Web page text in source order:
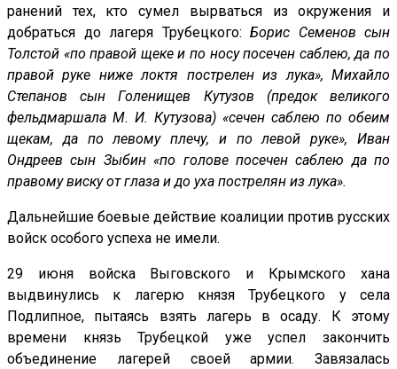
ранений тех, кто сумел вырваться из окружения и
добраться до лагеря Трубецкого: Борис Семенов сын
Толстой «по правой щеке и по носу посечен саблею, да по
правой руке ниже локтя пострелен из лука», Михайло
Степанов сын Голенищев Кутузов (предок великого
фельдмаршала М. И. Кутузова) «сечен саблею по обеим
щекам, да по левому плечу, и по левой руке», Иван
Ондреев сын Зыбин «по голове посечен саблею да по
правому виску от глаза и до уха пострелян из лука».
Дальнейшие боевые действие коалиции против русских
войск особого успеха не имели.
29 июня войска Выговского и Крымского хана
выдвинулись к лагерю князя Трубецкого у села
Подлипное, пытаясь взять лагерь в осаду. К этому
времени князь Трубецкой уже успел закончить
объединение лагерей своей армии. Завязалась